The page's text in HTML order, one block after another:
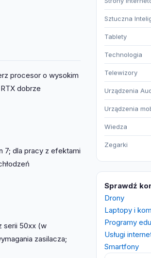
procesor o wysokim
dobrze
7; dla pracy z efektami
serii 50xx (w
zasilacza;
Sztuczna
Tablety
Technologia
Telewizory
Urządzenia
Urządzenia
Wiedza
Zegarki
Sprawdź
Drony
Laptopy i
Programy
Usługi
Smartfony